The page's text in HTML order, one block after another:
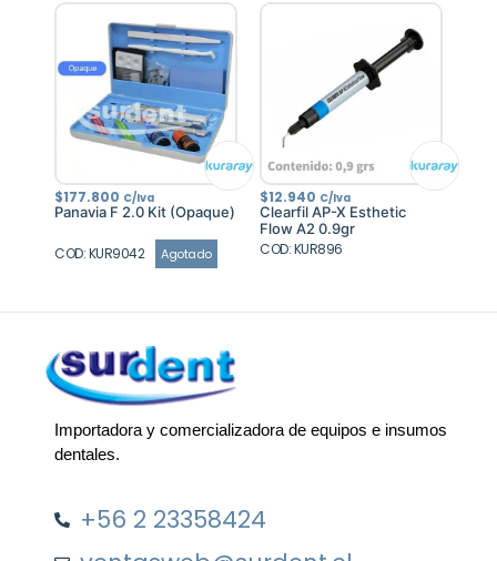
$177.800 C/Iva
Panavia F 2.0 Kit (Opaque)
COD: KUR9042 Agotado
$12.940 C/Iva
Clearfil AP-X Esthetic
Flow A2 0.9gr
COD: KUR896
Importadora y comercializadora de equipos e insumos
dentales.
+56 2 23358424